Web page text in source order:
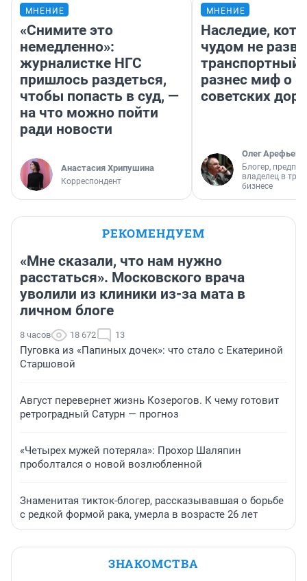
МНЕНИЕ
«Снимите это
немедленно»:
журналистке НГС
пришлось раздеться,
чтобы попасть в суд, —
на что можно пойти
ради новости
Анастасия Хрипушина
Корреспондент
МНЕНИЕ
Наследие,
чудом не
транспортный
разнес миф о
советских
Олег Арефьев
Блогер,
владелец в
бизнесе
РЕКОМЕНДУЕМ
«Мне сказали, что нам нужно
расстаться». Московского врача
уволили из клиники из-за мата в
личном блоге
8 часов 18 672 13
Пуговка из «Папиных дочек»: что стало с Екатериной
Старшовой
Август перевернет жизнь Козерогов. К чему готовит
ретроградный Сатурн — прогноз
«Четырех мужей потеряла»: Прохор Шаляпин
проболтался о новой возлюбленной
Знаменитая тикток-блогер, рассказывавшая о борьбе
с редкой формой рака, умерла в возрасте 26 лет
ЗНАКОМСТВА